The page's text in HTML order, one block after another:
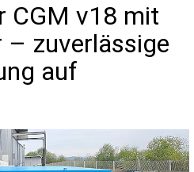
CGM v18 mit
zuverlässige
auf